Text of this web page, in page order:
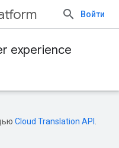
Войти
experience
Cloud Translation API